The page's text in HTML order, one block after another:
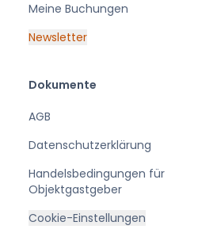
Meine Buchungen
Newsletter
Dokumente
AGB
Datenschutzerklärung
Handelsbedingungen für
Objektgastgeber
Cookie-Einstellungen